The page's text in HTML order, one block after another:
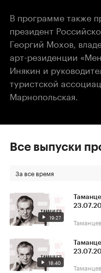
В программе также
президент
Георгий Мохов,
арт-резиденции
Инякин и
туристской
Марнопольская.
Все выпуски
За все время
19:27
18:40